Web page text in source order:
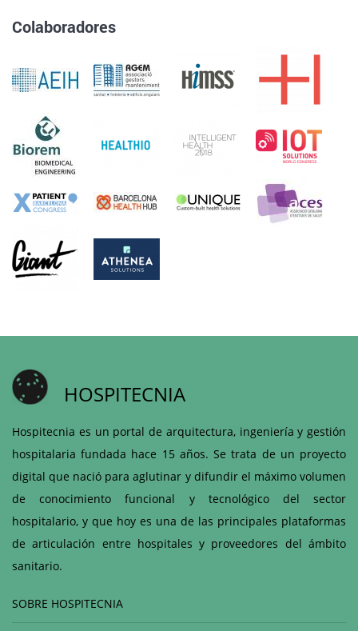
Colaboradores
HOSPITECNIA
Hospitecnia es un portal de arquitectura, ingeniería y gestión
hospitalaria fundada hace 15 años. Se trata de un proyecto
digital que nació para aglutinar y difundir el máximo volumen
de conocimiento funcional y tecnológico del sector
hospitalario, y que hoy es una de las principales plataformas
de articulación entre hospitales y proveedores del ámbito
sanitario.
SOBRE HOSPITECNIA